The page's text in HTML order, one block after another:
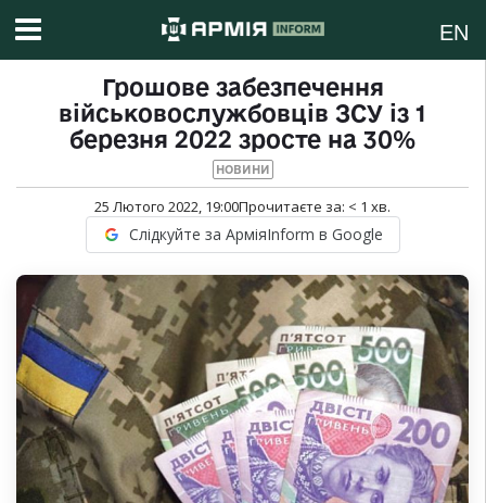
EN
Грошове забезпечення
військовослужбовців ЗСУ із 1
березня 2022 зросте на 30%
НОВИНИ
25 Лютого 2022, 19:00Прочитаєте за: < 1 хв.
Слідкуйте за АрміяInform в Google